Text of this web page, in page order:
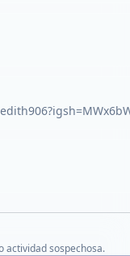
actividad sospechosa.